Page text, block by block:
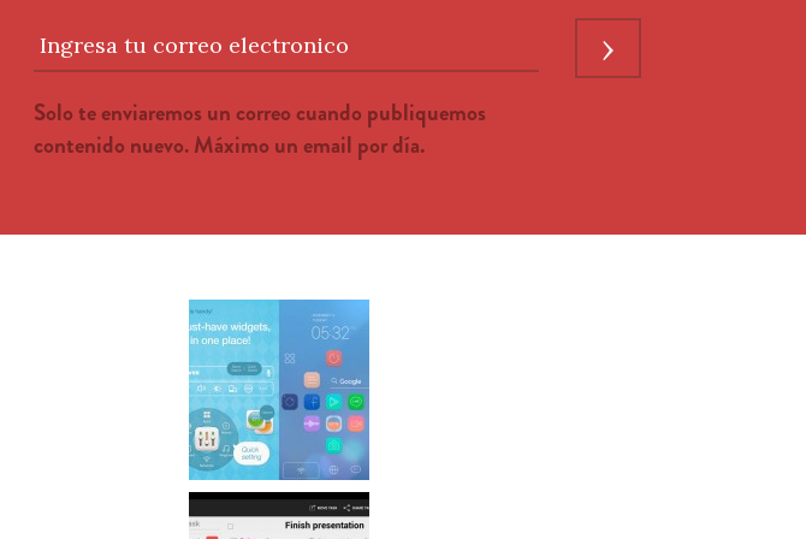
Ingresa tu correo electronico
Solo te enviaremos un correo cuando publiquemos
contenido nuevo. Máximo un email por día.
›